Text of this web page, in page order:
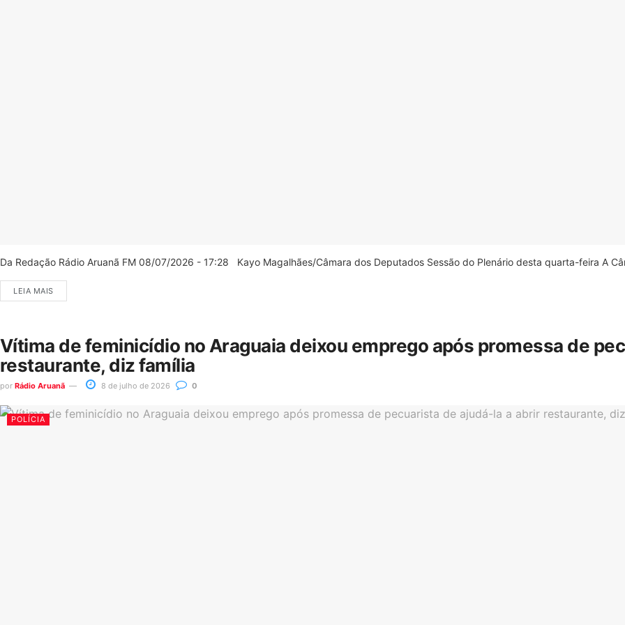
Da Redação Rádio Aruanã FM 08/07/2026 - 17:28 Kayo Magalhães/Câmara dos Deputados Sessão do Plenário desta quarta-feira A
LEIA MAIS
Vítima de feminicídio no Araguaia deixou emprego após promessa de
restaurante, diz família
por Rádio Aruanã 8 de julho de 2026 0
POLÍCIA